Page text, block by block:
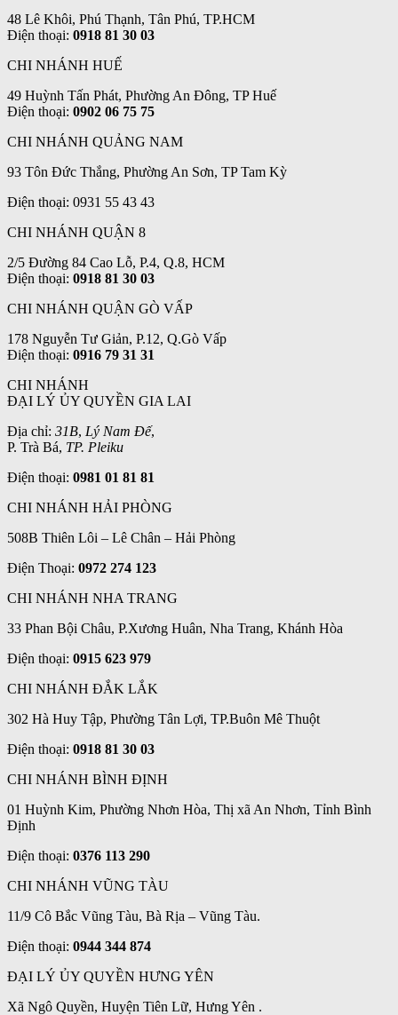
48 Lê Khôi, Phú Thạnh, Tân Phú, TP.HCM
Điện thoại: 0918 81 30 03
CHI NHÁNH HUẾ
49 Huỳnh Tấn Phát, Phường An Đông, TP Huế
Điện thoại: 0902 06 75 75
CHI NHÁNH QUẢNG NAM
93 Tôn Đức Thắng, Phường An Sơn, TP Tam Kỳ
Điện thoại: 0931 55 43 43
CHI NHÁNH QUẬN 8
2/5 Đường 84 Cao Lỗ, P.4, Q.8, HCM
Điện thoại: 0918 81 30 03
CHI NHÁNH QUẬN GÒ VẤP
178 Nguyễn Tư Giản, P.12, Q.Gò Vấp
Điện thoại: 0916 79 31 31
CHI NHÁNH
ĐẠI LÝ ỦY QUYỀN GIA LAI
Địa chỉ: 31B, Lý Nam Đế,
P. Trà Bá, TP. Pleiku
Điện thoại: 0981 01 81 81
CHI NHÁNH HẢI PHÒNG
508B Thiên Lôi – Lê Chân – Hải Phòng
Điện Thoại: 0972 274 123
CHI NHÁNH NHA TRANG
33 Phan Bội Châu, P.Xương Huân, Nha Trang, Khánh Hòa
Điện thoại: 0915 623 979
CHI NHÁNH ĐẮK LẮK
302 Hà Huy Tập, Phường Tân Lợi, TP.Buôn Mê Thuột
Điện thoại: 0918 81 30 03
CHI NHÁNH BÌNH ĐỊNH
01 Huỳnh Kim, Phường Nhơn Hòa, Thị xã An Nhơn, Tỉnh Bình
Định
Điện thoại: 0376 113 290
CHI NHÁNH VŨNG TÀU
11/9 Cô Bắc Vũng Tàu, Bà Rịa – Vũng Tàu.
Điện thoại: 0944 344 874
ĐẠI LÝ ỦY QUYỀN HƯNG YÊN
Xã Ngô Quyền, Huyện Tiên Lữ, Hưng Yên .